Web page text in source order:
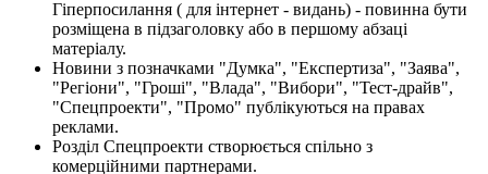
Гіперпосилання ( для інтернет - видань) - повинна бути
розміщена в підзаголовку або в першому абзаці
матеріалу.
Новини з позначками "Думка", "Експертиза", "Заява",
"Регіони", "Гроші", "Влада", "Вибори", "Тест-драйв",
"Спецпроекти", "Промо" публікуються на правах
реклами.
Розділ Спецпроекти створюється спільно з
комерційними партнерами.